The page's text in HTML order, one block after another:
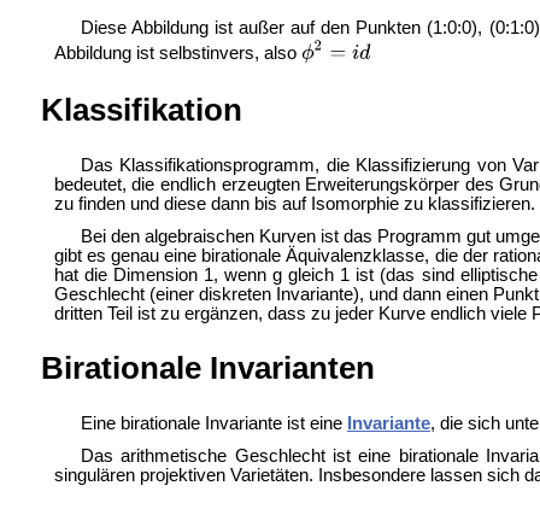
Diese Abbildung ist außer auf den Punkten (1:0:0),
Abbildung ist selbstinvers, also
Klassifikation
Das Klassifikationsprogramm, die Klassifizierung von
bedeutet, die endlich erzeugten Erweiterungskörper des
zu finden und diese dann bis auf Isomorphie zu
Bei den algebraischen Kurven ist das Programm gut
gibt es genau eine birationale Äquivalenzklasse, die der
hat die Dimension 1, wenn g gleich 1 ist (das sind
Geschlecht (einer diskreten Invariante), und dann einen
dritten Teil ist zu ergänzen, dass zu jeder Kurve endlich
Birationale Invarianten
Eine birationale Invariante ist eine Invariante, die sich
Dasarithmetische Geschlecht ist eine birationale
singulären projektiven Varietäten. Insbesondere lassen sich